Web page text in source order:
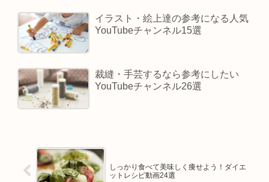
イラスト・絵上達の参考になる人気
YouTubeチャンネル15選
裁縫・手芸するなら参考にしたい
YouTubeチャンネル26選
しっかり食べて美味しく痩せよう！ダイエ
ットレシピ動画24選